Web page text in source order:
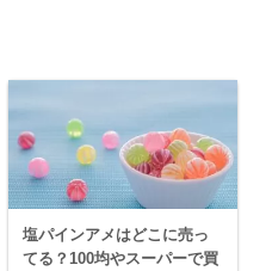
塩パインアメはどこに売っ
てる？100均やスーパーで買